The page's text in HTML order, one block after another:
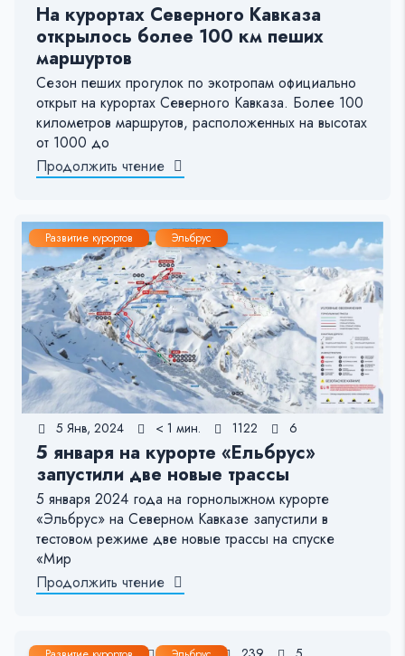
На курортах Северного Кавказа
открылось более 100 км пеших
маршуртов
Сезон пеших прогулок по экотропам официально
открыт на курортах Северного Кавказа. Более 100
километров маршрутов, расположенных на высотах
от 1000 до
Продолжить чтение
Развитие курортов Эльбрус
5 Янв, 2024 < 1 мин. 1122 6
5 января на курорте «Ельбрус»
запустили две новые трассы
5 января 2024 года на горнолыжном курорте
«Эльбрус» на Северном Кавказе запустили в
тестовом режиме две новые трассы на спуске
«Мир
Продолжить чтение